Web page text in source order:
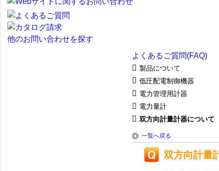
他のお問い合わせを探す
よくあるご質問(FAQ)
製品について
低圧配電制御機器
電力管理用計器
電力量計
双方向計量計器について
一覧へ戻る
双方向計量